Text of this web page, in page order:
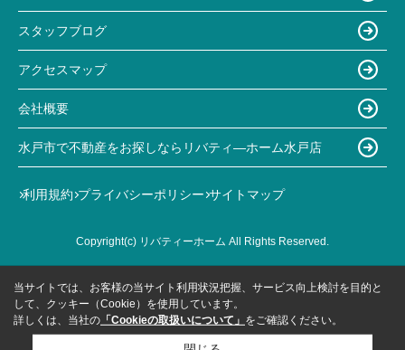
スタッフブログ
アクセスマップ
会社概要
水戸市で不動産をお探しならリバティ―ホーム水戸店
利用規約 プライバシーポリシー サイトマップ
Copyright(c) リバティーホーム All Rights Reserved.
当サイトでは、お客様の当サイト利用状況把握、サービス向上検討を目的と
して、クッキー（Cookie）を使用しています。
詳しくは、当社の 「Cookieの取扱いについて」 をご確認ください。